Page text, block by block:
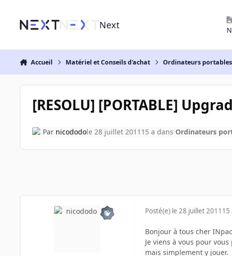
Next
Accueil Matériel et Conseils d'achat Ordinateurs portables
[RESOLU] [PORTABLE]
Par nicododole 28 juillet 2011 15 a dans Ordinateurs
Posté(e) le 28 juillet 2011 15
Bonjour à tous cher
Je viens à vous pour
mais simplement y jouer.